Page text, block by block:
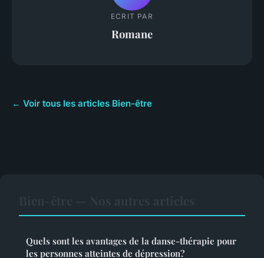
ECRIT PAR
Romane
← Voir tous les articles Bien-être
Quels sont les avantages de la danse-thérapie pour
les personnes atteintes de dépression?